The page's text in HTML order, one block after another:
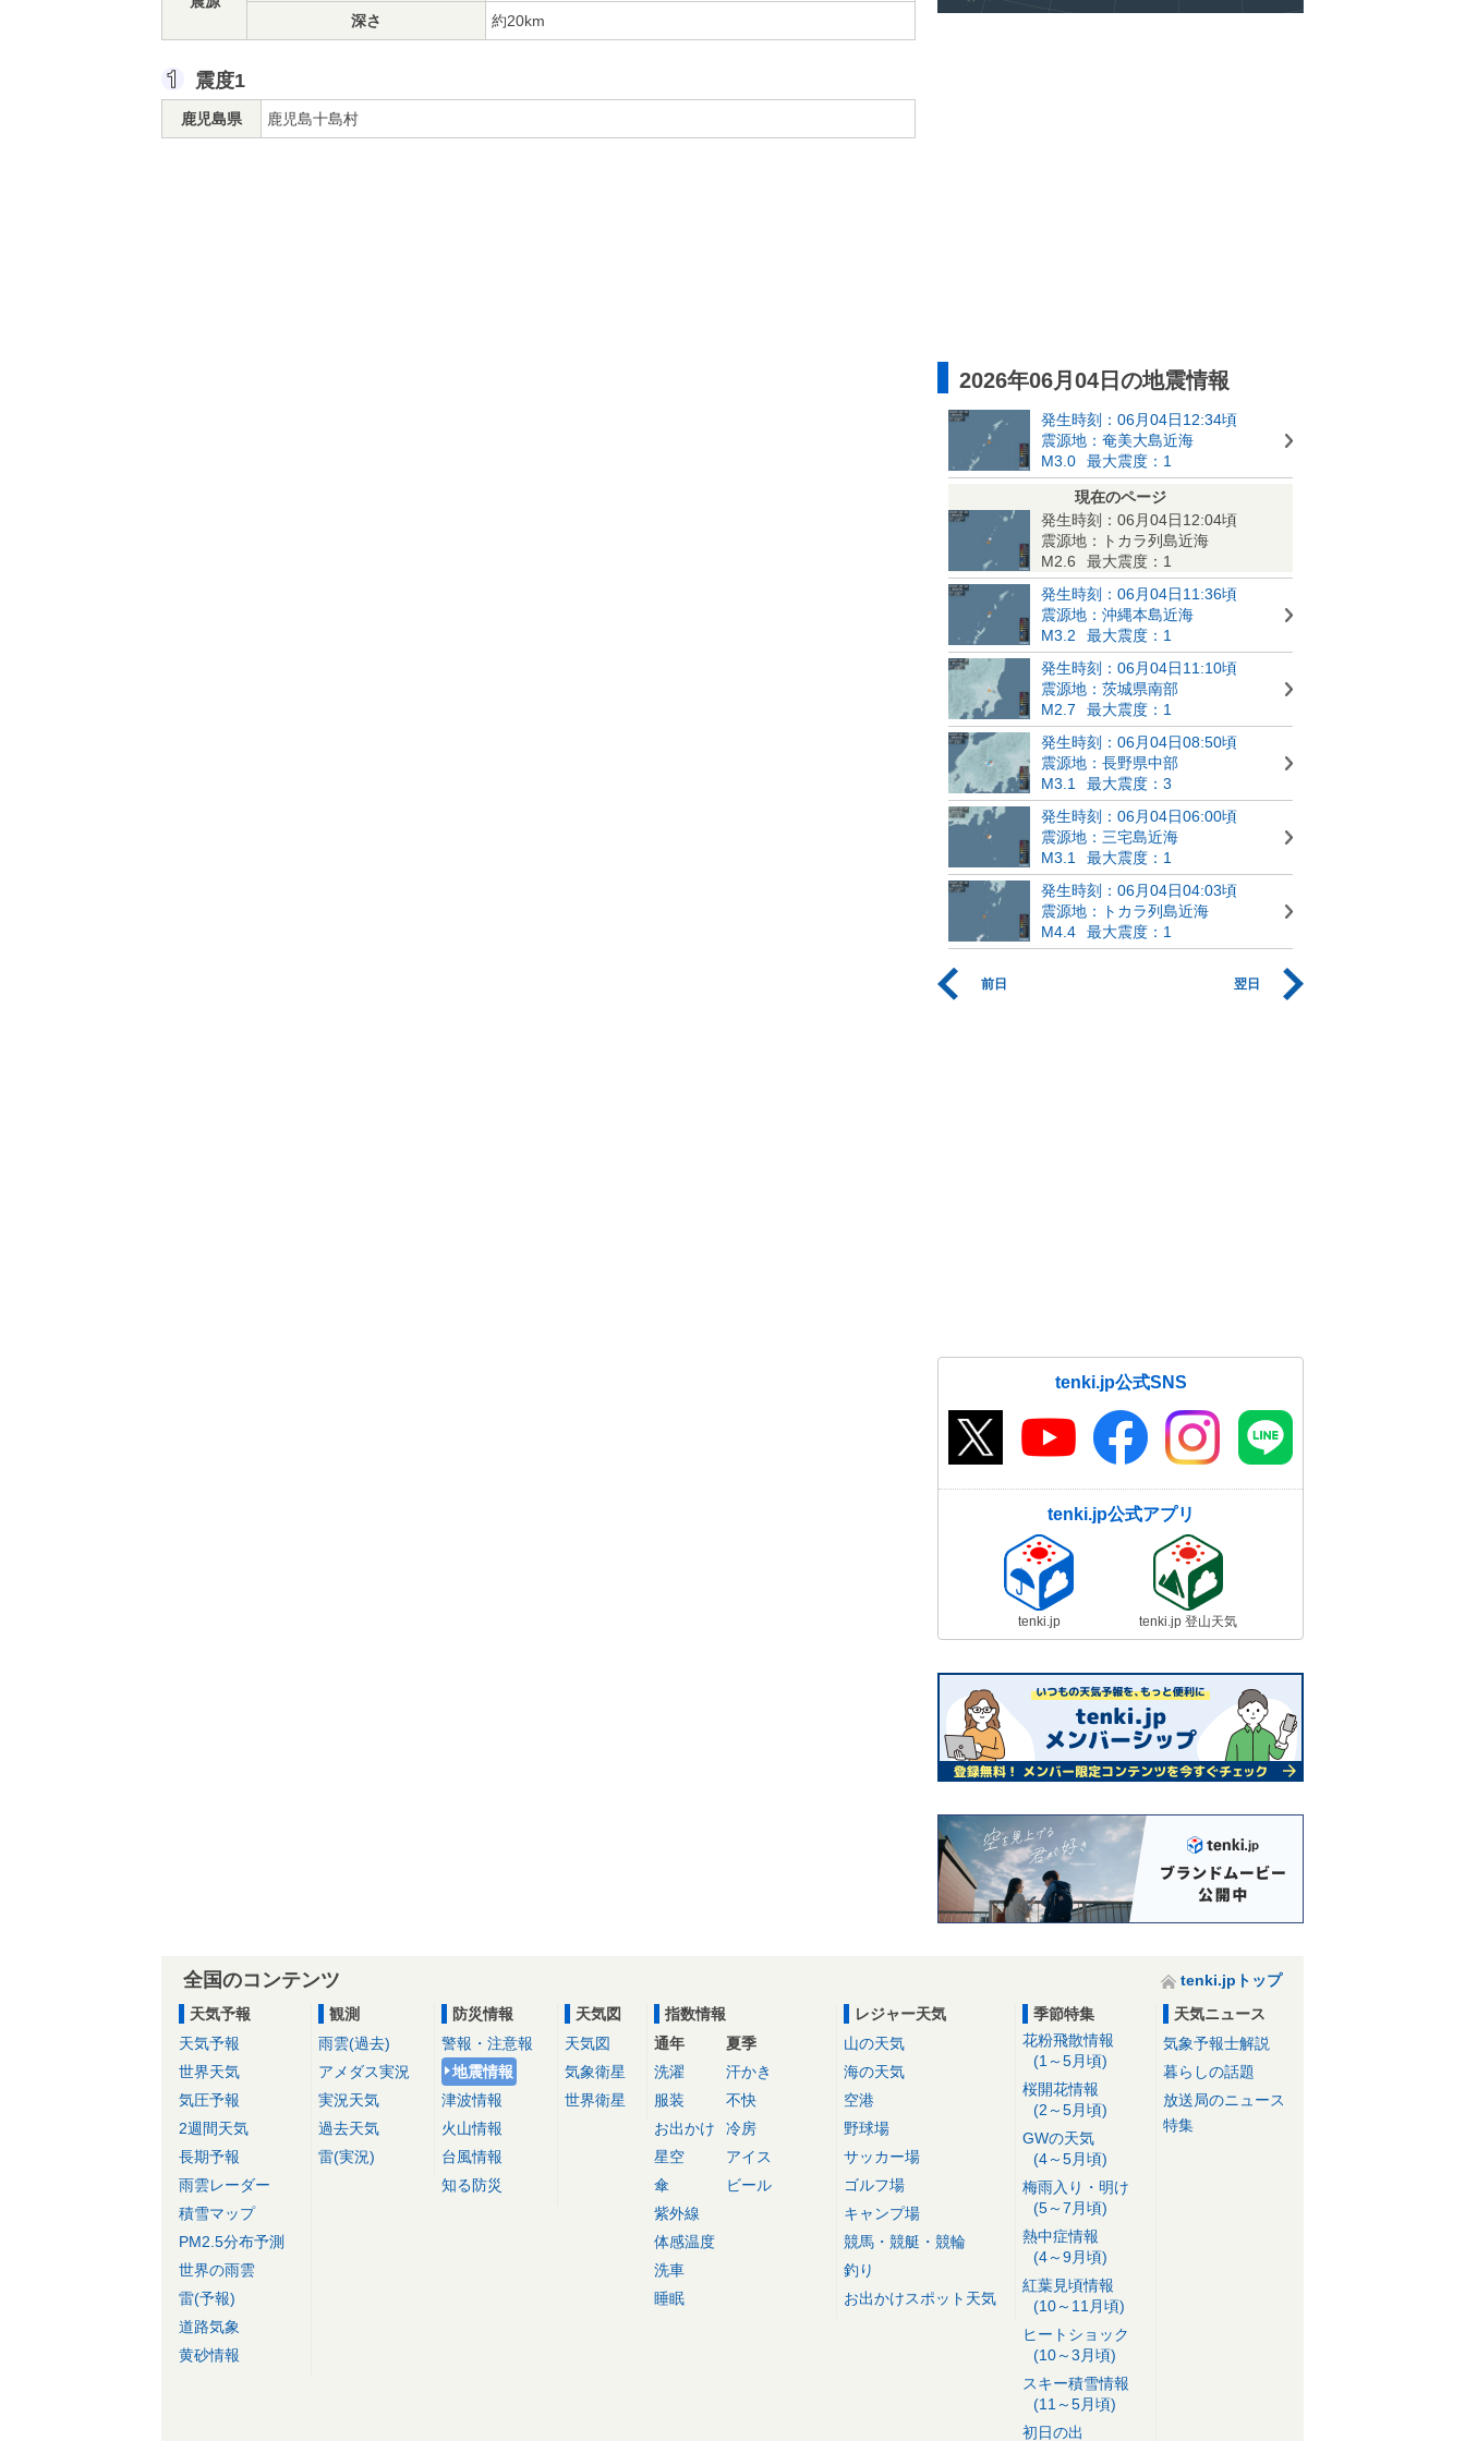
深さ
約20km
震度1
鹿児島県 鹿児島十島村
2026年06月04日の地震情報
発生時刻：06月04日12:34頃
震源地：奄美大島近海
M3.0
最大震度：1
現在のページ
発生時刻：06月04日12:04頃
震源地：トカラ列島近海
M2.6
最大震度：1
発生時刻：06月04日11:36頃
震源地：沖縄本島近海
M3.2
最大震度：1
発生時刻：06月04日11:10頃
震源地：茨城県南部
M2.7
最大震度：1
発生時刻：06月04日08:50頃
震源地：長野県中部
M3.1
最大震度：3
発生時刻：06月04日06:00頃
震源地：三宅島近海
M3.1
最大震度：1
発生時刻：06月04日04:03頃
震源地：トカラ列島近海
M4.4
最大震度：1
前日 翌日
tenki.jp公式SNS
tenki.jp公式アプリ
tenki.jp tenki.jp 登山天気
全国のコンテンツ
tenki.jpトップ
天気予報
天気予報
世界天気
気圧予報
2週間天気
長期予報
雨雲レーダー
積雪マップ
PM2.5分布予測
世界の雨雲
雷(予報)
道路気象
黄砂情報
観測
雨雲(過去)
アメダス実況
実況天気
過去天気
雷(実況)
防災情報
警報・注意報
地震情報
津波情報
火山情報
台風情報
知る防災
天気図
天気図
気象衛星
世界衛星
指数情報
通年
洗濯
服装
お出かけ
星空
傘
紫外線
体感温度
洗車
睡眠
夏季
汗かき
不快
冷房
アイス
ビール
レジャー天気
山の天気
海の天気
空港
野球場
サッカー場
ゴルフ場
キャンプ場
競馬・競艇・競輪
釣り
お出かけスポット天気
季節特集
花粉飛散情報
(1～5月頃)
桜開花情報
(2～5月頃)
GWの天気
(4～5月頃)
梅雨入り・明け
(5～7月頃)
熱中症情報
(4～9月頃)
紅葉見頃情報
(10～11月頃)
ヒートショック
(10～3月頃)
スキー積雪情報
(11～5月頃)
初日の出
天気ニュース
気象予報士解説
暮らしの話題
放送局のニュース
特集